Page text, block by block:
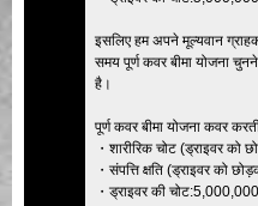
इसलिए हम अपने मूल्यवान
समय पूर्ण कवर बीमा योजना
है।
पूर्ण कवर बीमा योजना कवर
・शारीरिक चोट (ड्राइवर
・संपत्ति क्षति (ड्राइवर को
・ड्राइवर की